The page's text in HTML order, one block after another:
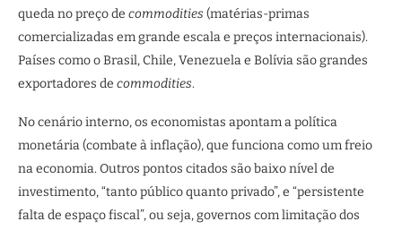
queda no preço de commodities (matérias-primas
comercializadas em grande escala e preços internacionais).
Países como o Brasil, Chile, Venezuela e Bolívia são grandes
exportadores de commodities.
No cenário interno, os economistas apontam a política
monetária (combate à inflação), que funciona como um freio
na economia. Outros pontos citados são baixo nível de
investimento, “tanto público quanto privado”, e “persistente
falta de espaço fiscal”, ou seja, governos com limitação dos